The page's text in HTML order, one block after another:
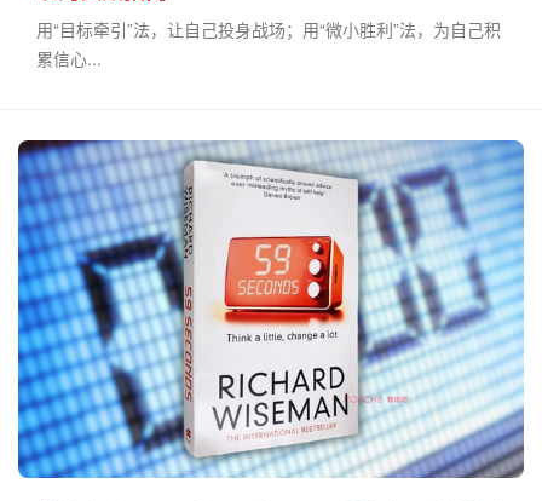
用“目标牵引”法，让自己投身战场；用“微小胜利”法，为自己积
累信心...